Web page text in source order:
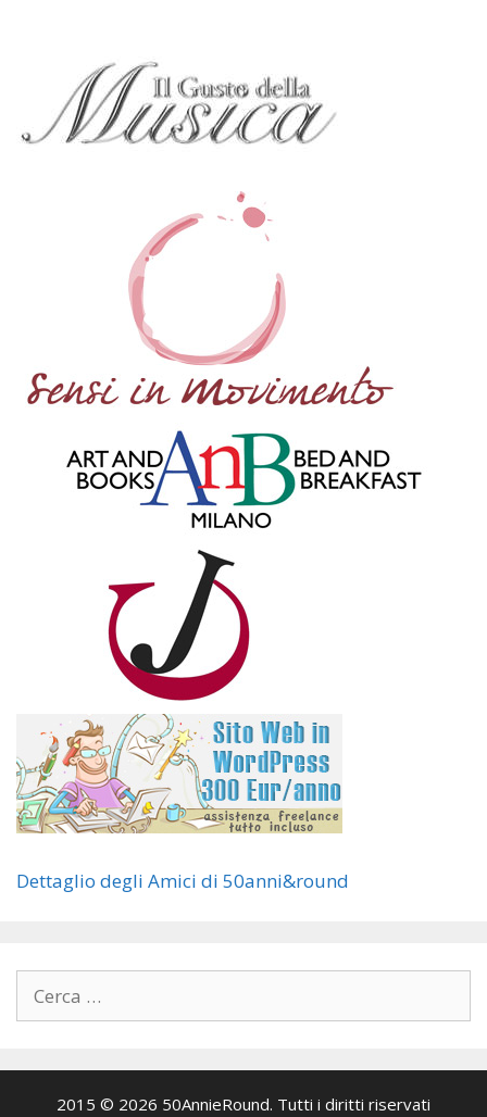
Dettaglio degli Amici di 50anni&round
per:
2015 © 2026 50AnnieRound. Tutti i diritti riservati